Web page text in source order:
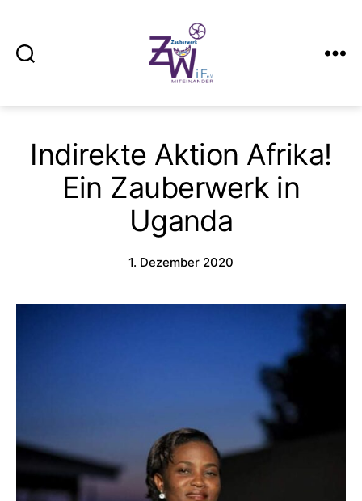
Kiel
Indirekte Aktion Afrika!
Ein Zauberwerk in
Uganda
1. Dezember 2020